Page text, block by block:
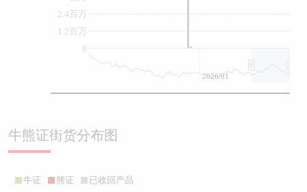
0
1.2百万
2.4百万
2026/01
牛熊证街货分布图
牛证 熊证 已收回产品